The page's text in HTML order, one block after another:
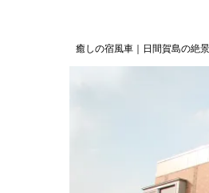
癒しの宿風車｜日間賀島の絶